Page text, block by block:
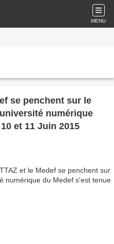
MENU
se penchent sur le
numérique
et 11 Juin 2015